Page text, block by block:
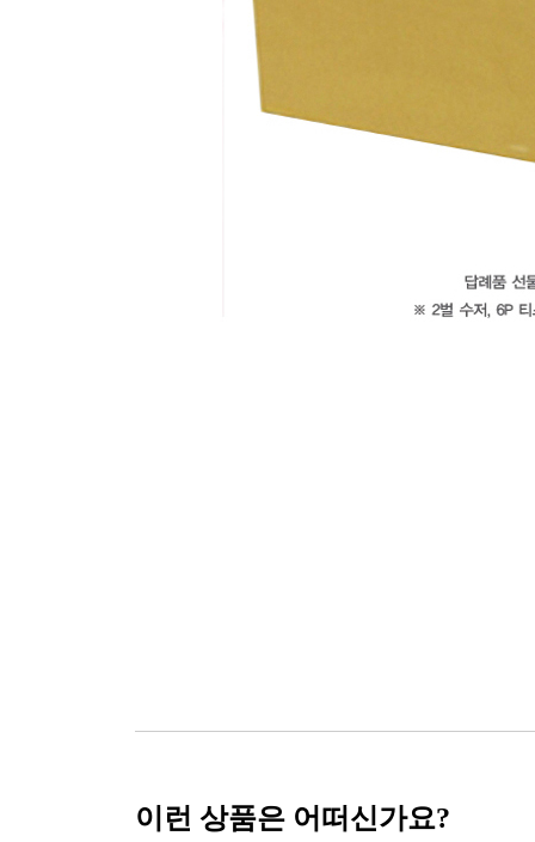
이런 상품은 어떠신가요?